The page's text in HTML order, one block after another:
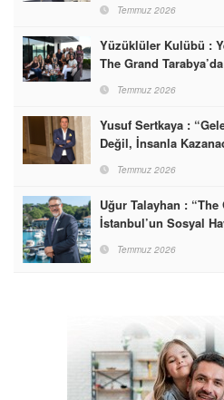
Temmuz 2026
Yüzüklüler Kulübü :
The Grand
Temmuz 2026
Yusuf Sertkaya :
Değil, İnsanla
Temmuz 2026
Uğur Talayhan : “The
İstanbul’un Sosyal
Temmuz 2026